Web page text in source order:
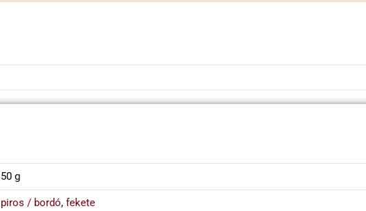
50 g
piros / bordó, fekete